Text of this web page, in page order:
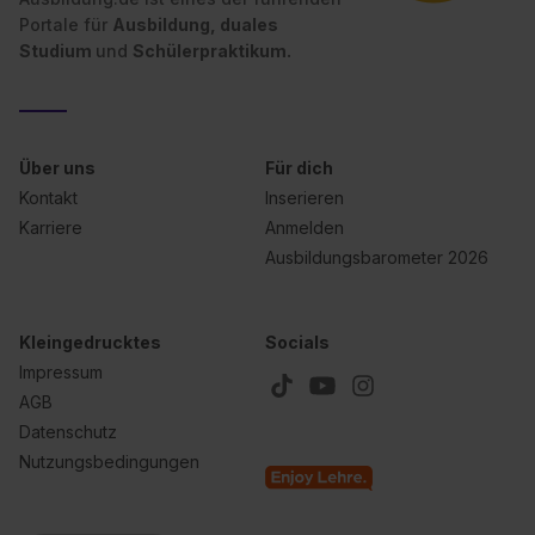
Wirkung für die Zukunft ganz oder teilweise über unsere
Datenschutzerklärung unter dem Punkt „Datenschutz-
Impressum
Portale für Ausbildung, duales
Studium und Schülerpraktikum.
Über uns
Kontakt
Karriere
Für dich
Inserieren
Anmelden
Ausbildungsbarometer 2026
Kleingedrucktes
Impressum
AGB
Datenschutz
Nutzungsbedingungen
Socials